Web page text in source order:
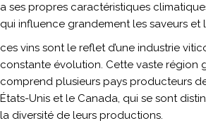
a ses propres caractéristiques
qui influence grandement les saveurs et
ces vins sont le reflet d’une industrie
constante évolution. Cette vaste région
comprend plusieurs pays producteurs
États-Unis et le Canada, qui se sont
la diversité de leurs productions.